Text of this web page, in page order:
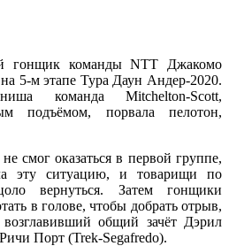
гонщик команды NTT Джакомо
5-м этапе Тура Даун Андер-2020.
команда Mitchelton-Scott,
подъёмом, порвала пелотон,
смог оказаться в первой группе,
эту ситуацию, и товарищи по
вернуться. Затем гонщики
в голове, чтобы добрать отрыв,
общий зачёт Дэрил
Порт (Trek-Segafredo).